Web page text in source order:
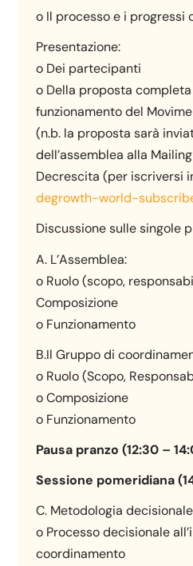
o Il processo e i progressi
Presentazione:
o Dei partecipanti
o Della proposta
funzionamento del
(n.b. la proposta sarà
dell’assemblea alla
Decrescita (per iscriversi
degrowth-world-
Discussione sulle singole
A. L’Assemblea:
o Ruolo (scopo,
Composizione
o Funzionamento
B.Il Gruppo di
o Ruolo (Scopo,
o Composizione
o Funzionamento
Pausa pranzo (12:30 –
Sessione pomeridiana
C. Metodologia
o Processo decisionale
coordinamento